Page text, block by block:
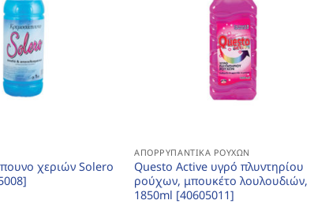
χεριών Solero
ΑΠΟΡΡΥΠΑΝΤΙΚΆ ΡΟΎΧΩΝ
Questo Active υγρό πλυντηρίου
ρούχων, μπουκέτο λουλουδιών,
1850ml [40605011]